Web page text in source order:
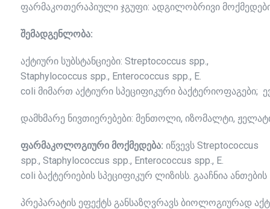
ფარმაკოთერაპიული ჯგუფი: ადგილობრივი
შემადგენლობა:
აქტიური სუბსტანციები: Streptococcus spp.,
Staphylococcus spp., Enterococcus spp., E.
coli მიმართ აქტიური სპეციფიკური ბაქტერიოფაგები;
დამხმარე ნივთიერებები: მენთოლი, იზომალტი,
ფარმაკოლოგიური მოქმედება: იწვევს Streptococcus
spp., Staphylococcus spp., Enterococcus spp., E.
coli ბაქტერიების სპეციფიკურ ლიზისს. გააჩნია ანთების
პრეპარატის ეფექტს განსაზღვრავს ბიოლოგიურად